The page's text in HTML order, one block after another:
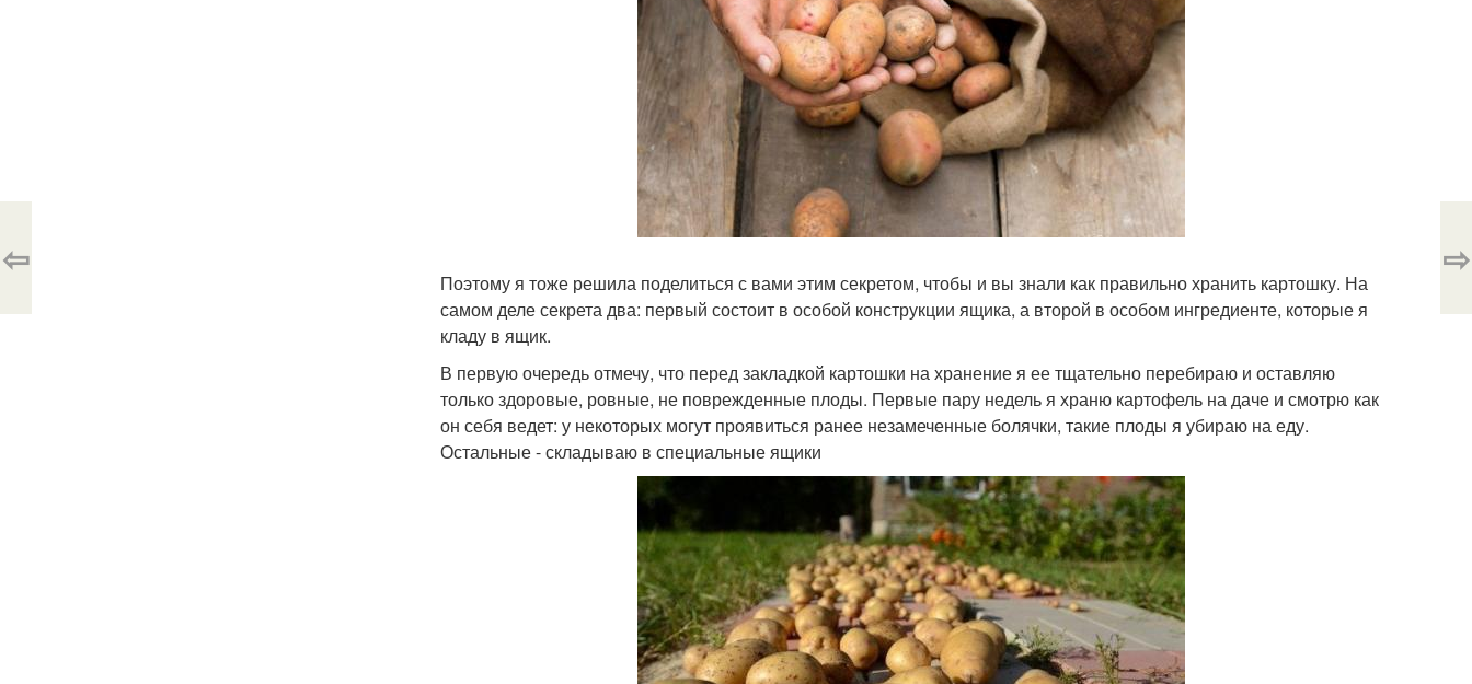
Поэтому я тоже решила поделиться с вами этим секретом, чтобы и вы знали как правильно хранить картошку. На
самом деле секрета два: первый состоит в особой конструкции ящика, а второй в особом ингредиенте, которые я
кладу в ящик.
В первую очередь отмечу, что перед закладкой картошки на хранение я ее тщательно перебираю и оставляю
только здоровые, ровные, не поврежденные плоды. Первые пару недель я храню картофель на даче и смотрю как
он себя ведет: у некоторых могут проявиться ранее незамеченные болячки, такие плоды я убираю на еду.
Остальные - складываю в специальные ящики
⇦ ⇨